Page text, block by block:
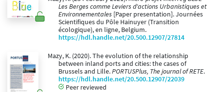
Les Berges comme Leviers d'actions Urbanistiques et
Environnementales [Paper presentation]. Journées
Scientifiques du Pôle Hainuyer (Transition
écologique), en ligne, Belgium.
https://hdl.handle.net/20.500.12907/27814
Mazy, K. (2020). The evolution of the relationship
between inland ports and cities: the cases of
Brussels and Lille.PORTUSPlus, The journal of RETE.
https://hdl.handle.net/20.500.12907/22039
Peer reviewed